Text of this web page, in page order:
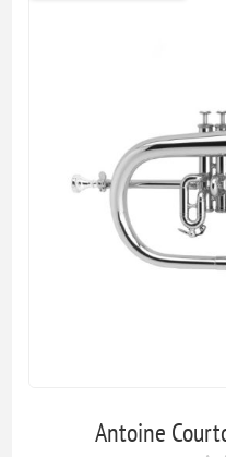
Antoine